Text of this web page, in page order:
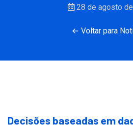
28 de agosto
← Voltar para
Decisões baseadas em